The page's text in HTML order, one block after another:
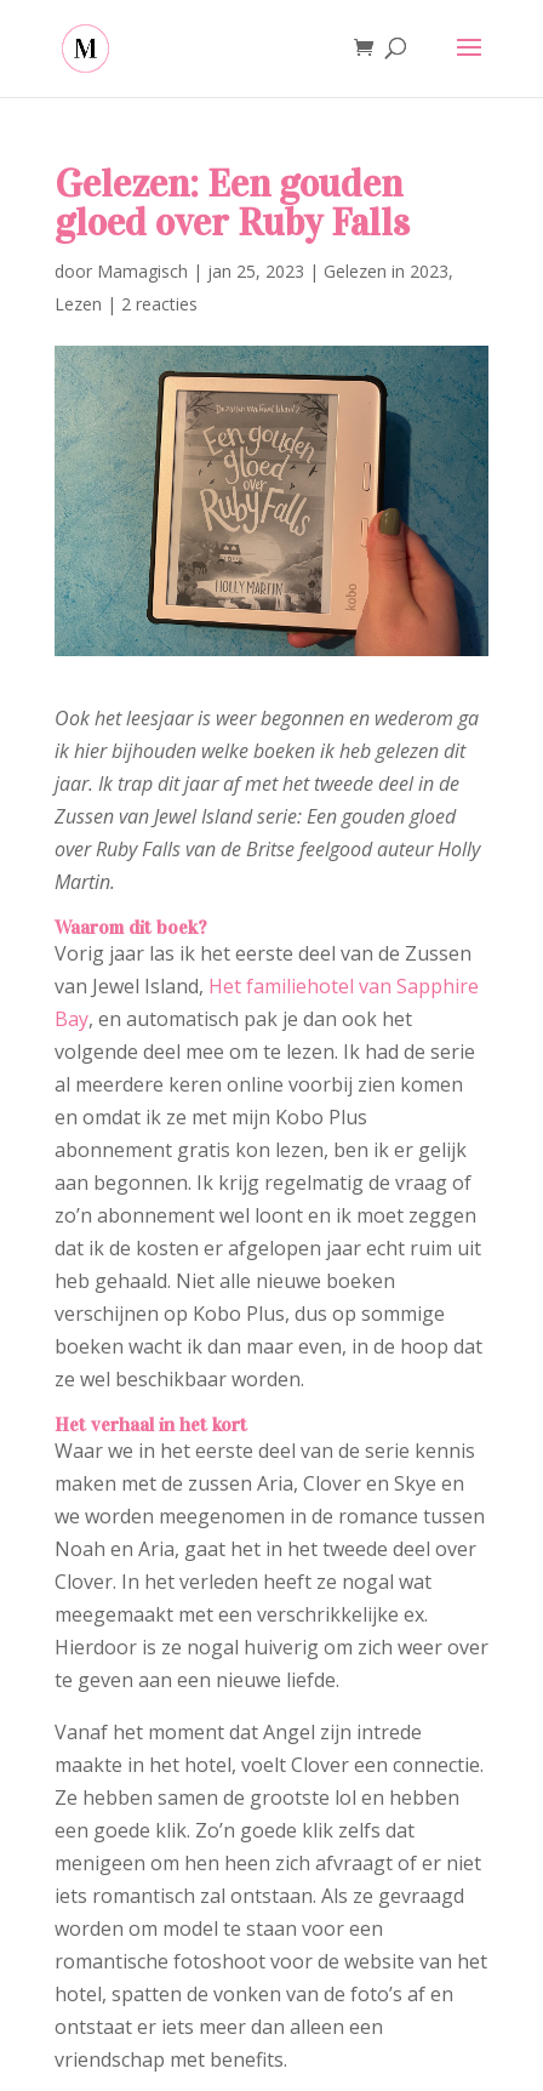
Gelezen: Een gouden
gloed over Ruby Falls
door Mamagisch | jan 25, 2023 | Gelezen in 2023,
Lezen | 2 reacties
Ook het leesjaar is weer begonnen en wederom ga
ik hier bijhouden welke boeken ik heb gelezen dit
jaar. Ik trap dit jaar af met het tweede deel in de
Zussen van Jewel Island serie: Een gouden gloed
over Ruby Falls van de Britse feelgood auteur Holly
Martin.
Waarom dit boek?
Vorig jaar las ik het eerste deel van de Zussen
van Jewel Island, Het familiehotel van Sapphire
Bay, en automatisch pak je dan ook het
volgende deel mee om te lezen. Ik had de serie
al meerdere keren online voorbij zien komen
en omdat ik ze met mijn Kobo Plus
abonnement gratis kon lezen, ben ik er gelijk
aan begonnen. Ik krijg regelmatig de vraag of
zo’n abonnement wel loont en ik moet zeggen
dat ik de kosten er afgelopen jaar echt ruim uit
heb gehaald. Niet alle nieuwe boeken
verschijnen op Kobo Plus, dus op sommige
boeken wacht ik dan maar even, in de hoop dat
ze wel beschikbaar worden.
Het verhaal in het kort
Waar we in het eerste deel van de serie kennis
maken met de zussen Aria, Clover en Skye en
we worden meegenomen in de romance tussen
Noah en Aria, gaat het in het tweede deel over
Clover. In het verleden heeft ze nogal wat
meegemaakt met een verschrikkelijke ex.
Hierdoor is ze nogal huiverig om zich weer over
te geven aan een nieuwe liefde.
Vanaf het moment dat Angel zijn intrede
maakte in het hotel, voelt Clover een connectie.
Ze hebben samen de grootste lol en hebben
een goede klik. Zo’n goede klik zelfs dat
menigeen om hen heen zich afvraagt of er niet
iets romantisch zal ontstaan. Als ze gevraagd
worden om model te staan voor een
romantische fotoshoot voor de website van het
hotel, spatten de vonken van de foto’s af en
ontstaat er iets meer dan alleen een
vriendschap met benefits.